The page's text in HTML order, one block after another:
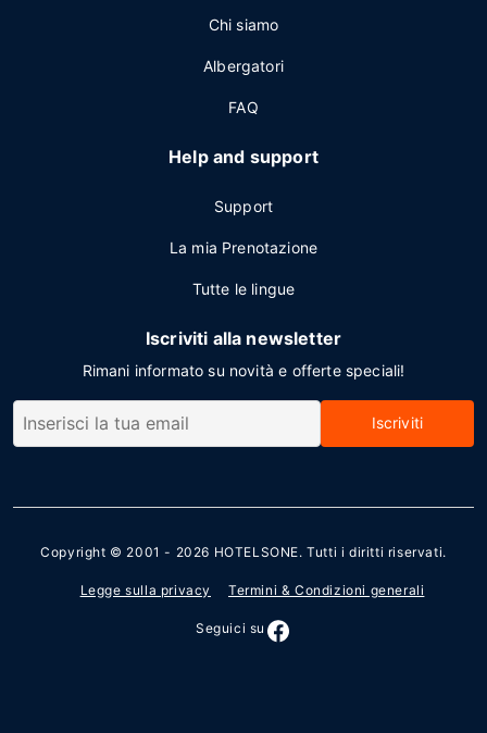
Chi siamo
Albergatori
FAQ
Help and support
Support
La mia Prenotazione
Tutte le lingue
Iscriviti alla newsletter
Rimani informato su novità e offerte speciali!
Iscriviti
Copyright © 2001 - 2026 HOTELSONE. Tutti i diritti riservati.
Legge sulla privacy Termini & Condizioni generali
Seguici su